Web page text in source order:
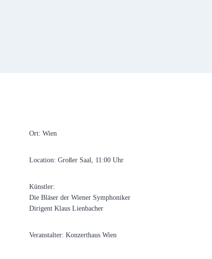
Ort: Wien
Location: Großer Saal, 11:00 Uhr
Künstler:
Die Bläser der Wiener Symphoniker
Dirigent Klaus Lienbacher
Veranstalter: Konzerthaus Wien